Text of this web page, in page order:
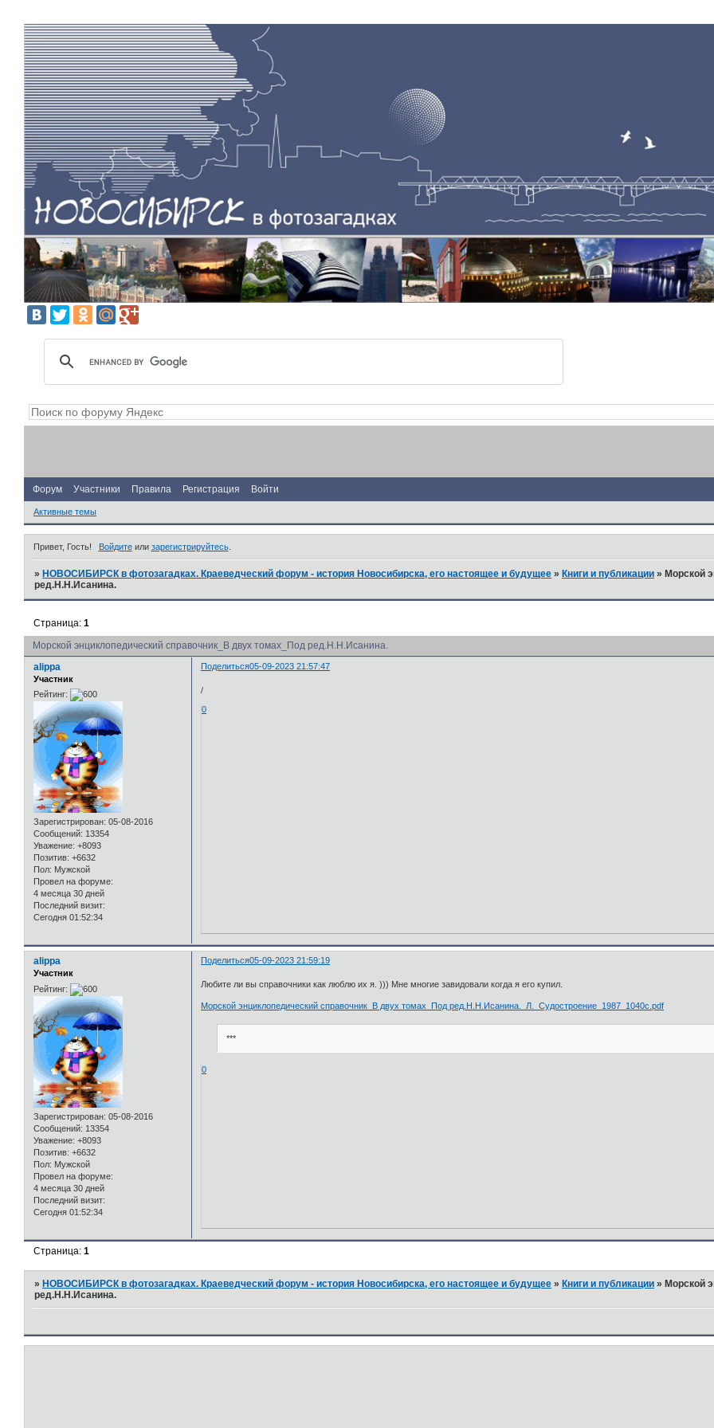
Форум Участники Правила Регистрация Войти
Активные темы
Привет, Гость! Войдитеили зарегистрируйтесь.
»НОВОСИБИРСК в фотозагадках. Краеведческий форум - история Новосибирска, его настоящее и будущее »Книги и публикации »Морской
ред.Н.Н.Исанина.
Морской энциклопедический справочник_В двух томах_Под ред.Н.Н.Исанина.
Страница:1
Поделиться05-09-2023 21:57:47
alippa
Участник
Рейтинг:
Зарегистрирован: 05-08-2016
Сообщений: 13354
Уважение: +8093
Позитив: +6632
Пол: Мужской
Провел на форуме:
4 месяца 30 дней
Последний визит:
Сегодня 01:52:34
/
0
Поделиться05-09-2023 21:59:19
alippa
Участник
Рейтинг:
Зарегистрирован: 05-08-2016
Сообщений: 13354
Уважение: +8093
Позитив: +6632
Пол: Мужской
Провел на форуме:
4 месяца 30 дней
Последний визит:
Сегодня 01:52:34
Любите ли вы справочники как люблю их я. ))) Мне многие завидовали когда я его купил.
Морской энциклопедический справочник_В двух томах_Под ред.Н.Н.Исанина._Л._Судостроение_1987_1040с.pdf
***
0
Страница:1
» НОВОСИБИРСК в фотозагадках. Краеведческий форум - история Новосибирска, его настоящее и будущее » Книги и публикации » Морской
ред.Н.Н.Исанина.